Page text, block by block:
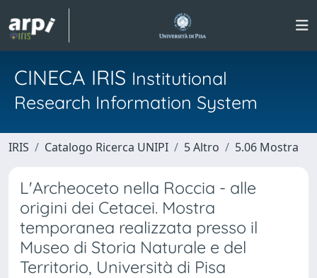
CINECA IRIS Institutional
Research Information System
IRIS Catalogo Ricerca UNIPI 5 Altro 5.06 Mostra
L'Archeoceto nella Roccia - alle
origini dei Cetacei. Mostra
temporanea realizzata presso il
Museo di Storia Naturale e del
Territorio, Università di Pisa